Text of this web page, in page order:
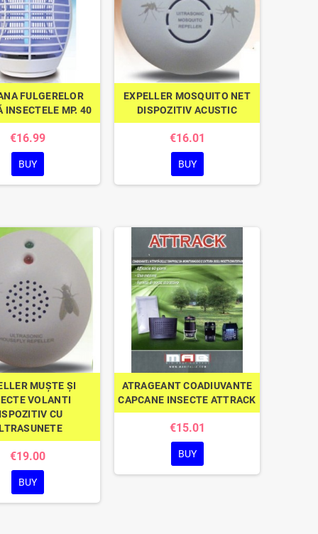
FULGERELOR
INSECTELE MP. 40
€16.99
BUY
EXPELLER MOSQUITO NET
DISPOZITIV ACUSTIC
€16.01
BUY
MUȘTE ȘI
VOLANTI
CU
€19.00
BUY
ATRAGEANT COADIUVANTE
CAPCANE INSECTE ATTRACK
€15.01
BUY